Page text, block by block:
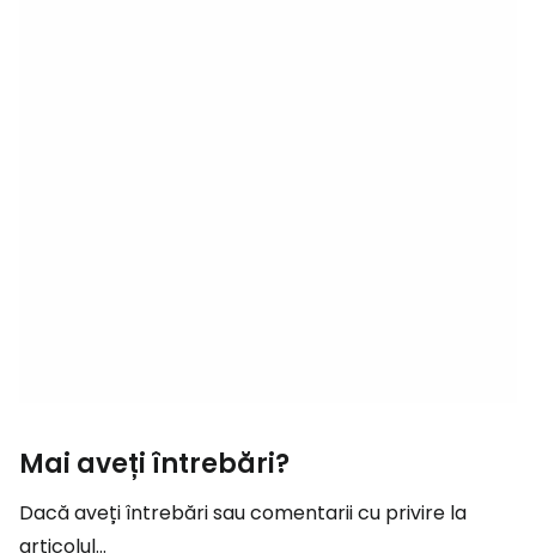
Mai aveți întrebări?
Dacă aveți întrebări sau comentarii cu privire la
articolul...